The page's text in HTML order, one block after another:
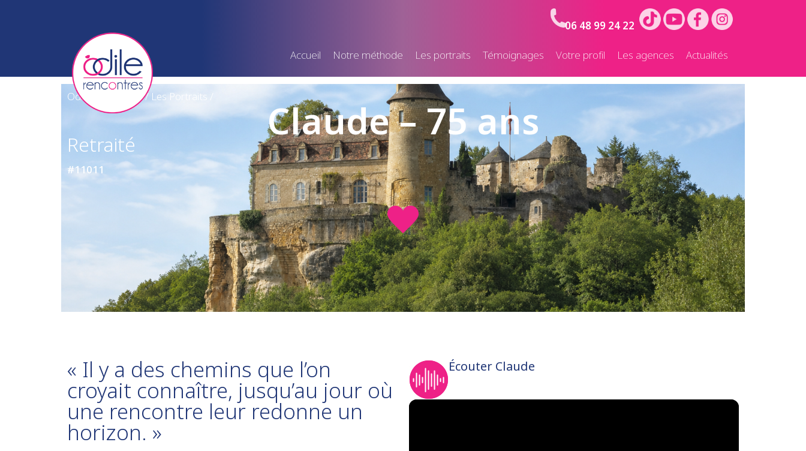
06 48 99 24 22
Accueil
Notre méthode Les portraits Témoignages Votre profil Les agences Actualités
Odile Rencontres/ Les Portraits / Claude – 75 ans
Retraité
#11011
« Il y a des chemins que l’on
croyait connaître, jusqu’au jour où
une rencontre leur redonne un
horizon. »
Écouter Claude